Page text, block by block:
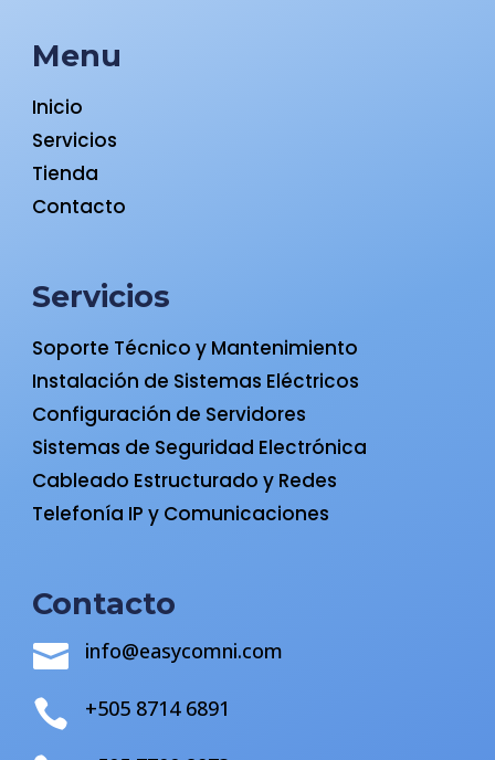
Menu
Inicio
Servicios
Tienda
Contacto
Servicios
Soporte Técnico y Mantenimiento
Instalación de Sistemas Eléctricos
Configuración de Servidores
Sistemas de Seguridad Electrónica
Cableado Estructurado y Redes
Telefonía IP y Comunicaciones
Contacto
 info@easycomni.com
 +505 8714 6891